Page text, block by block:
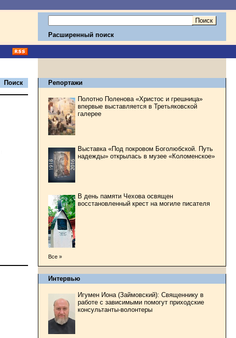
Расширенный поиск
Поиск Репортажи
Полотно Поленова «Христос и грешница»
впервые выставляется в Третьяковской
галерее
Выставка «Под покровом Боголюбской. Путь
надежды» открылась в музее «Коломенское»
В день памяти Чехова освящен
восстановленный крест на могиле писателя
Все »
Интервью
Игумен Иона (Займовский): Священнику в
работе с зависимыми помогут приходские
консультанты-волонтеры